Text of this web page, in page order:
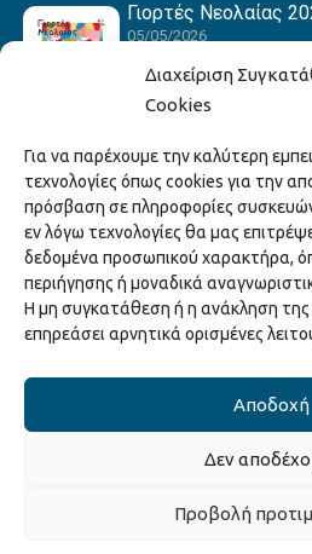
Διαχείριση
Cookies
Για να παρέχουμε την καλύτερη
τεχνολογίες όπως cookies για την
πρόσβαση σε πληροφορίες
εν λόγω τεχνολογίες θα μας
δεδομένα προσωπικού χαρακτήρα,
περιήγησης ή μοναδικά
Η μη συγκατάθεση ή η ανάκληση
επηρεάσει αρνητικά ορισμένες
Αποδοχή
Δεν
Προβολή
Γιορτές Νεολαίας
05/05/2026
Hack the Match:
Αθλήματα!
Game Story!
22/04/2026
Ξάνθη – Πόλις
2026
15/04/2026
Copyright © 2025 Διεύθυνση